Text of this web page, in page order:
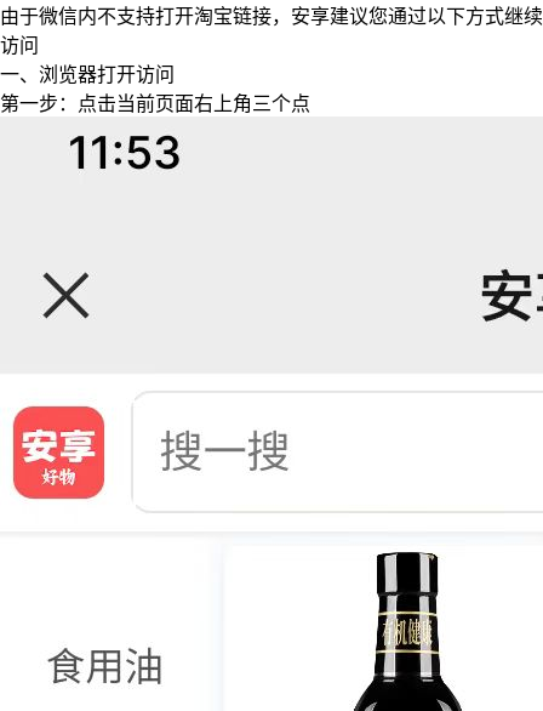
由于微信内不支持打开淘宝链接，安享建议您通过以下方式继续
访问
一、浏览器打开访问
第一步：点击当前页面右上角三个点